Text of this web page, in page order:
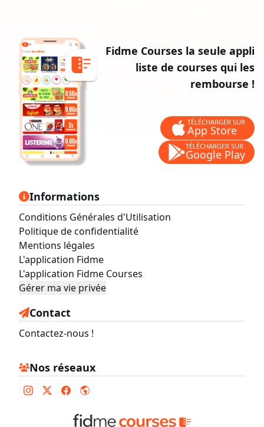
Fidme Courses la seule appli
liste de courses qui les
rembourse !
TÉLÉCHARGER SUR
App Store
TÉLÉCHARGER SUR
Google Play
Informations
Conditions Générales d'Utilisation
Politique de confidentialité
Mentions légales
L'application Fidme
L'application Fidme Courses
Gérer ma vie privée
Contact
Contactez-nous !
Nos réseaux